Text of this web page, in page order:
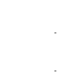
-
-